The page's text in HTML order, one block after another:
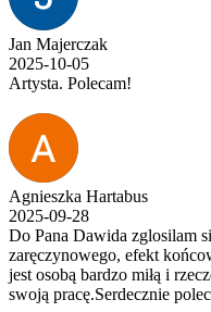
Jan Majerczak
2025-10-05
Artysta. Polecam!
Agnieszka Hartabus
2025-09-28
Do Pana Dawida zglosilam
zaręczynowego, efekt
jest osobą bardzo miłą i
swoją pracę.Serdecznie